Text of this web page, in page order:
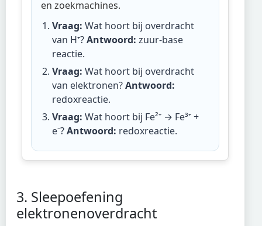
en zoekmachines.
Vraag: Wat hoort bij overdracht
van H⁺? Antwoord: zuur-base
reactie.
Vraag: Wat hoort bij overdracht
van elektronen? Antwoord:
redoxreactie.
Vraag: Wat hoort bij Fe²⁺ → Fe³⁺ +
e⁻? Antwoord: redoxreactie.
3. Sleepoefening
elektronenoverdracht